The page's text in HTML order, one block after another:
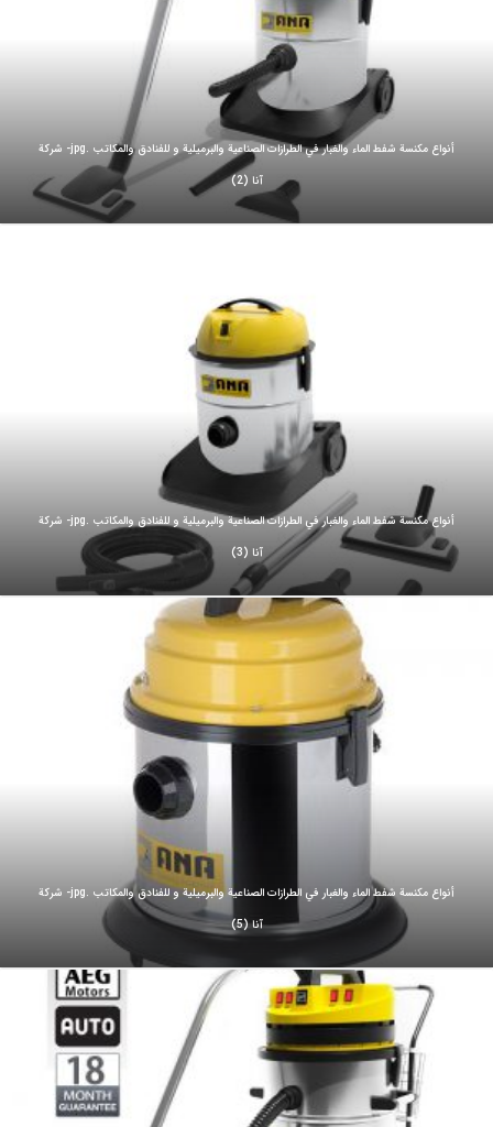
أنواع مكنسة شفط الماء والغبار في الطرازات الصناعية والبرميلية و للفنادق والمكاتب .jpg- شركة
آنا (2)
أنواع مكنسة شفط الماء والغبار في الطرازات الصناعية والبرميلية و للفنادق والمكاتب .jpg- شركة
آنا (3)
أنواع مكنسة شفط الماء والغبار في الطرازات الصناعية والبرميلية و للفنادق والمكاتب .jpg- شركة
آنا (5)